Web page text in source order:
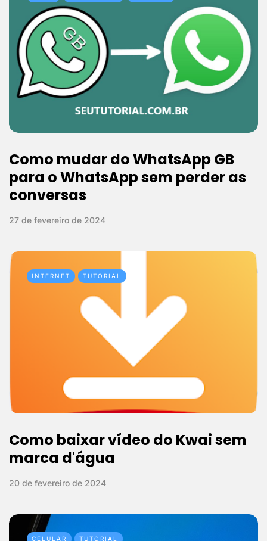
Como mudar do WhatsApp GB
para o WhatsApp sem perder as
conversas
27 de fevereiro de 2024
INTERNET TUTORIAL
Como baixar vídeo do Kwai sem
marca d'água
20 de fevereiro de 2024
CELULAR TUTORIAL